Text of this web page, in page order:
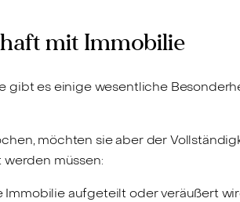
mit Immobilie
es einige wesentliche
möchten sie aber der
müssen:
aufgeteilt oder veräußert